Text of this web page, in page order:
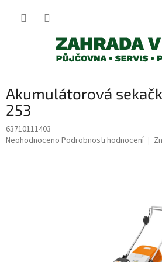
Akumulátorová
253
63710111403
Průměrné
Neohodnoceno Podrobnosti hodnocení